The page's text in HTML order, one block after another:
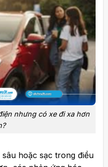
nhưng có xe đi xa hơn
hoặc sạc trong điều